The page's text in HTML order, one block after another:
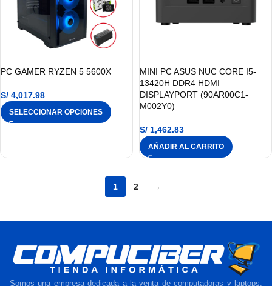
PC GAMER RYZEN 5 5600X
S/ 4,017.98
SELECCIONAR OPCIONES
MINI PC ASUS NUC CORE I5-
13420H DDR4 HDMI
DISPLAYPORT (90AR00C1-
M002Y0)
S/ 1,462.83
AÑADIR AL CARRITO
1 2 →
Somos una empresa dedicada a la venta de computadoras y laptops,